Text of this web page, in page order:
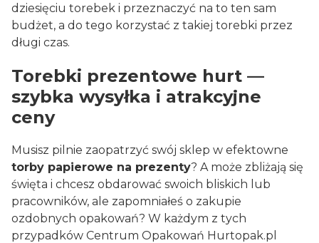
dziesięciu torebek i przeznaczyć na to ten sam
budżet, a do tego korzystać z takiej torebki przez
długi czas.
Torebki prezentowe hurt —
szybka wysyłka i atrakcyjne
ceny
Musisz pilnie zaopatrzyć swój sklep w efektowne
torby papierowe na prezenty? A może zbliżają się
święta i chcesz obdarować swoich bliskich lub
pracowników, ale zapomniałeś o zakupie
ozdobnych opakowań? W każdym z tych
przypadków Centrum Opakowań Hurtopak.pl